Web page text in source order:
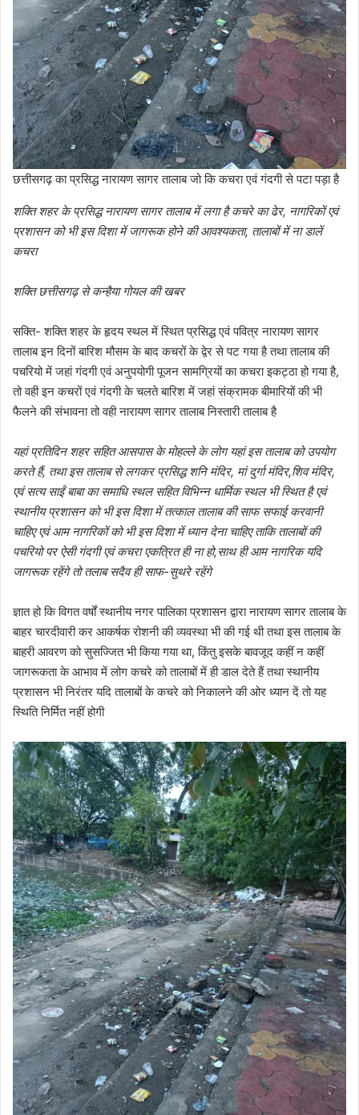
छत्तीसगढ़ का प्रसिद्ध नारायण सागर तालाब जो कि कचरा एवं गंदगी से पटा पड़ा है
शक्ति शहर के प्रसिद्ध नारायण सागर तालाब में लगा है कचरे का ढेर, नागरिकों एवं
प्रशासन को भी इस दिशा में जागरूक होने की आवश्यकता, तालाबों में ना डालें
कचरा
शक्ति छत्तीसगढ़ से कन्हैया गोयल की खबर
सक्ति- शक्ति शहर के हृदय स्थल में स्थित प्रसिद्ध एवं पवित्र नारायण सागर
तालाब इन दिनों बारिश मौसम के बाद कचरों के द्वेर से पट गया है तथा तालाब की
पचरियो में जहां गंदगी एवं अनुपयोगी पूजन सामग्रियों का कचरा इकट्ठा हो गया है,
तो वही इन कचरों एवं गंदगी के चलते बारिश में जहां संक्रामक बीमारियों की भी
फैलने की संभावना तो वही नारायण सागर तालाब निस्तारी तालाब है
यहां प्रतिदिन शहर सहित आसपास के मोहल्ले के लोग यहां इस तालाब को उपयोग
करते हैं, तथा इस तालाब से लगकर प्रसिद्ध शनि मंदिर, मां दुर्गा मंदिर,शिव मंदिर,
एवं सत्य साईं बाबा का समाधि स्थल सहित विभिन्न धार्मिक स्थल भी स्थित है एवं
स्थानीय प्रशासन को भी इस दिशा में तत्काल तालाब की साफ सफाई करवानी
चाहिए एवं आम नागरिकों को भी इस दिशा में ध्यान देना चाहिए ताकि तालाबों की
पचरियो पर ऐसी गंदगी एवं कचरा एकत्रित ही ना हो,साथ ही आम नागरिक यदि
जागरूक रहेंगे तो तलाब सदैव ही साफ-सुथरे रहेंगे
ज्ञात हो कि विगत वर्षों स्थानीय नगर पालिका प्रशासन द्वारा नारायण सागर तालाब के
बाहर चारदीवारी कर आकर्षक रोशनी की व्यवस्था भी की गई थी तथा इस तालाब के
बाहरी आवरण को सुसज्जित भी किया गया था, किंतु इसके बावजूद कहीं न कहीं
जागरूकता के आभाव में लोग कचरे को तालाबों में ही डाल देते हैं तथा स्थानीय
प्रशासन भी निरंतर यदि तालाबों के कचरे को निकालने की ओर ध्यान दें तो यह
स्थिति निर्मित नहीं होगी